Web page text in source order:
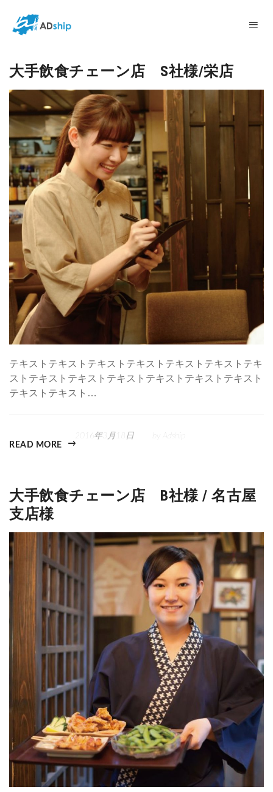
大手飲食チェーン店 S社様/栄店
テキストテキストテキストテキストテキストテキストテキ
ストテキストテキストテキストテキストテキストテキスト
テキストテキスト…
2016年3月18日
Adship
READ MORE
大手飲食チェーン店 B社様 / 名古屋
支店様